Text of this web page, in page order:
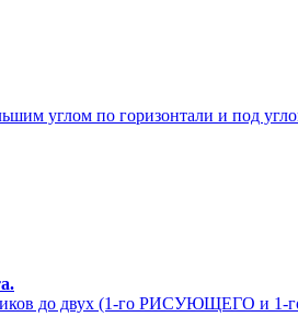
углом по горизонтали и под
до двух (1-го РИСУЮЩЕГО